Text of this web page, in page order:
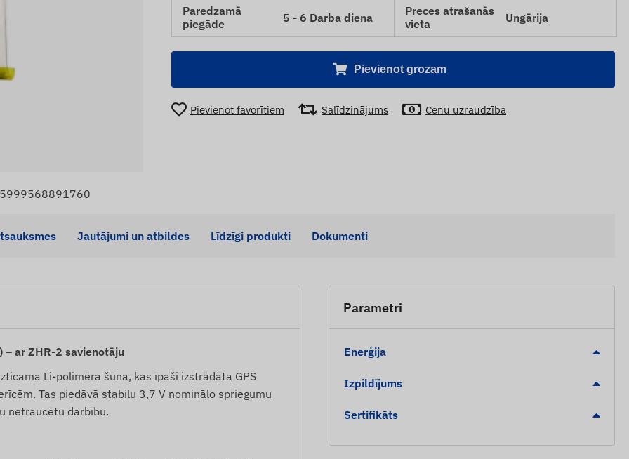
5999568891760
Paredzamā
piegāde
5 - 6 Darba diena
Preces atrašanās
vieta
Ungārija
Pievienot grozam
Pievienot favorītiem Salīdzinājums Cenu uzraudzība
Jautājumi un atbildes Līdzīgi produkti Dokumenti
ar ZHR-2 savienotāju
Li-polimēra šūna, kas īpaši izstrādāta GPS
Tas piedāvā stabilu 3,7 V nominālo spriegumu
netraucētu darbību.
Parametri
Enerģija
Izpildījums
Sertifikāts